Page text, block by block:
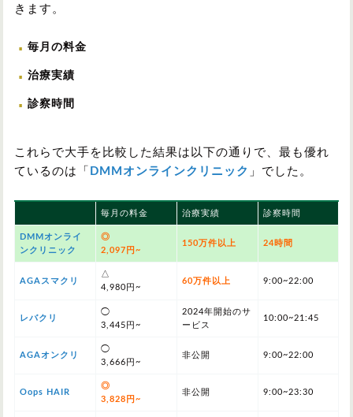
きます。
毎月の料金
治療実績
診察時間
これらで大手を比較した結果は以下の通りで、最も優れ
ているのは「 DMMオンラインクリニック 」でした。
毎月の料金 治療実績 診察時間
DMMオンライ
ンクリニック
◎
2,097円~
150万件以上 24時間
AGAスマクリ
△
4,980円~
60万件以上 9:00~22:00
レバクリ
◯
3,445円~
2024年開始のサ
ービス
10:00~21:45
AGAオンクリ
◯
3,666円~
非公開 9:00~22:00
Oops HAIR
◎
3,828円~
非公開 9:00~23:30